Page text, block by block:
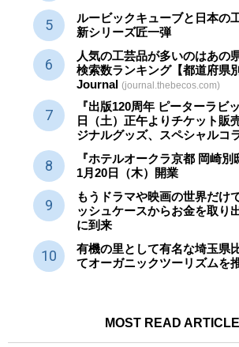
ルービックキューブと日本の
新シリーズ匠一弾
人気の工芸品が多いのはあの
検索数ランキング【都道府県
Journal (journal.thebecos.com)
『出版120周年 ピーターラビ
日（土）正午よりチケット
ジナルグッズ、スペシャルコ
『ホテルオークラ京都 岡崎
1月20日（木）開業
もうドラマや映画の世界だけ
ッシュケースからお金を取り
に到来
有機の里として有名な埼玉県
てオーガニックツーリズムを
MOST READ